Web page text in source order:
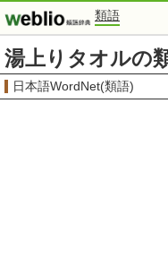
類語
湯上りタオルの
日本語WordNet(類語)